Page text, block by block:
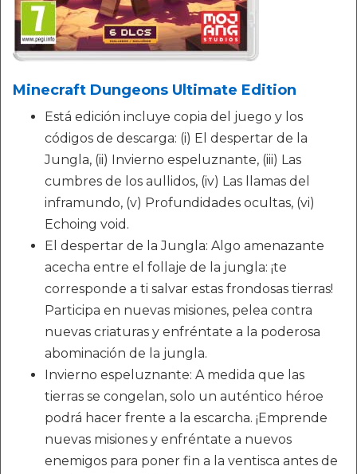
Minecraft Dungeons Ultimate Edition
Está edición incluye copia del juego y los
códigos de descarga: (i) El despertar de la
Jungla, (ii) Invierno espeluznante, (iii) Las
cumbres de los aullidos, (iv) Las llamas del
inframundo, (v) Profundidades ocultas, (vi)
Echoing void.
El despertar de la Jungla: Algo amenazante
acecha entre el follaje de la jungla: ¡te
corresponde a ti salvar estas frondosas tierras!
Participa en nuevas misiones, pelea contra
nuevas criaturas y enfréntate a la poderosa
abominación de la jungla.
Invierno espeluznante: A medida que las
tierras se congelan, solo un auténtico héroe
podrá hacer frente a la escarcha. ¡Emprende
nuevas misiones y enfréntate a nuevos
enemigos para poner fin a la ventisca antes de